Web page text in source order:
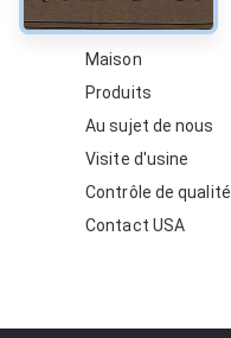
Maison
Produits
Au sujet de nous
Visite d'usine
Contrôle de qualité
Contact USA